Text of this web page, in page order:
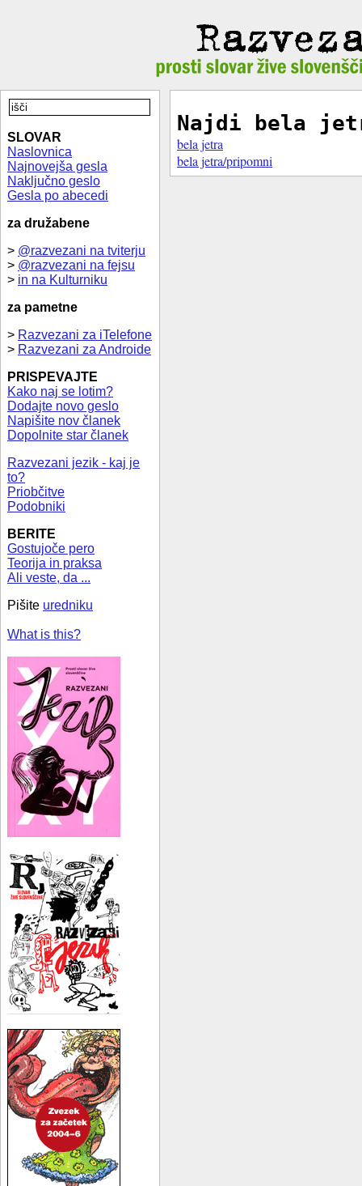
SLOVAR
Naslovnica
Najnovejša gesla
Naključno geslo
Gesla po abecedi
za družabene
> @razvezani na tviterju
> @razvezani na fejsu
> in na Kulturniku
za pametne
> Razvezani za iTelefone
> Razvezani za Androide
PRISPEVAJTE
Kako naj se lotim?
Dodajte novo geslo
Napišite nov članek
Dopolnite star članek
Razvezani jezik - kaj je
to?
Priobčitve
Podobniki
BERITE
Gostujoče pero
Teorija in praksa
Ali veste, da ...
Pišite uredniku
What is this?
Najdi bela
bela jetra
bela jetra/pripomni